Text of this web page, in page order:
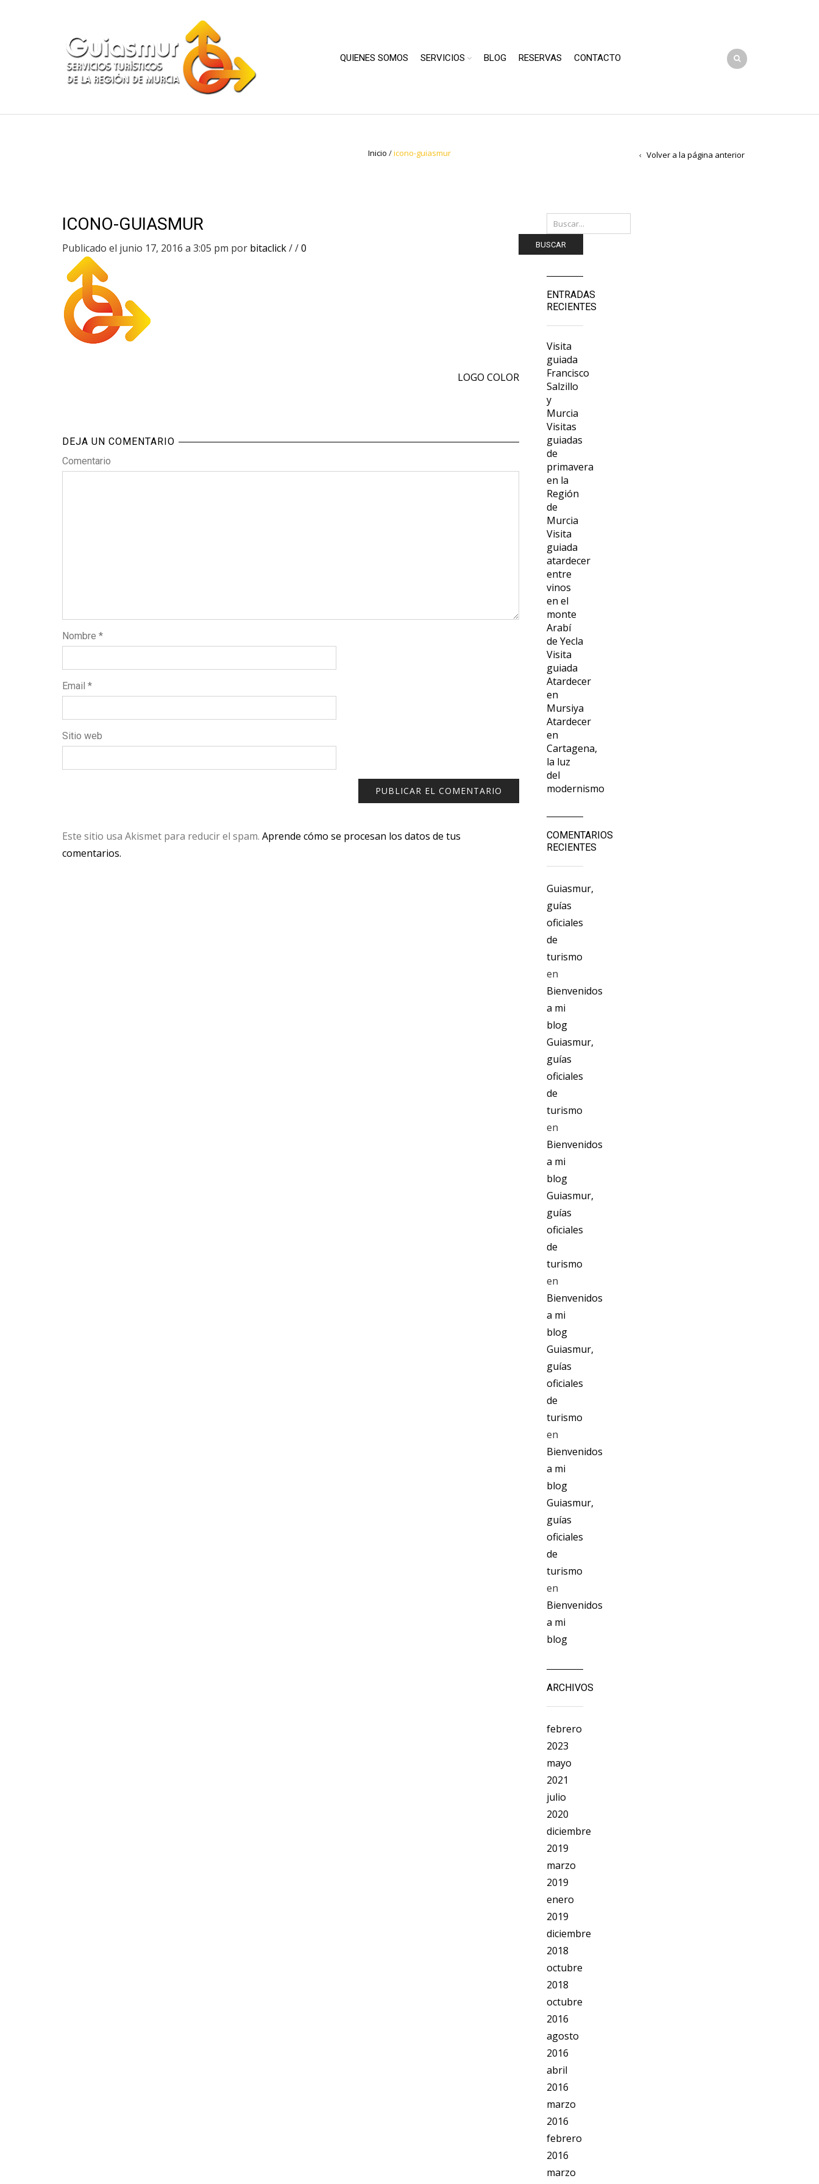
QUIENES SOMOS SERVICIOS BLOG RESERVAS CONTACTO
Inicio /icono-guiasmur Volver a la página anterior
ICONO-GUIASMUR
Publicado el junio 17, 2016 a 3:05 pm por bitaclick//0
LOGO COLOR
DEJA UN COMENTARIO
Comentario
Nombre *
Email *
Sitio web
Este sitio usa Akismet para reducir el spam. Aprende cómo se procesan los datos de tus
comentarios.
BUSCAR
ENTRADAS
RECIENTES
Visita
guiada
Francisco
Salzillo
y
Murcia
Visitas
guiadas
de
primavera
en la
Región
de
Murcia
Visita
guiada
atardecer
entre
vinos
en el
monte
Arabí
de Yecla
Visita
guiada
Atardecer
en
Mursiya
Atardecer
en
Cartagena,
la luz
del
modernismo
COMENTARIOS
RECIENTES
Guiasmur,
guías
oficiales
de
turismo
en
Bienvenidos
a mi
blog
Guiasmur,
guías
oficiales
de
turismo
en
Bienvenidos
a mi
blog
Guiasmur,
guías
oficiales
de
turismo
en
Bienvenidos
a mi
blog
Guiasmur,
guías
oficiales
de
turismo
en
Bienvenidos
a mi
blog
Guiasmur,
guías
oficiales
de
turismo
en
Bienvenidos
a mi
blog
ARCHIVOS
febrero
2023
mayo
2021
julio
2020
diciembre
2019
marzo
2019
enero
2019
diciembre
2018
octubre
2018
octubre
2016
agosto
2016
abril
2016
marzo
2016
febrero
2016
marzo